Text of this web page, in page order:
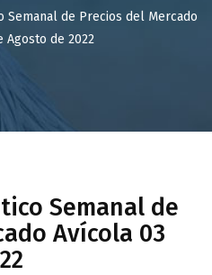
Semanal de Precios del Mercado
Agosto de 2022
Semanal de
Avícola 03